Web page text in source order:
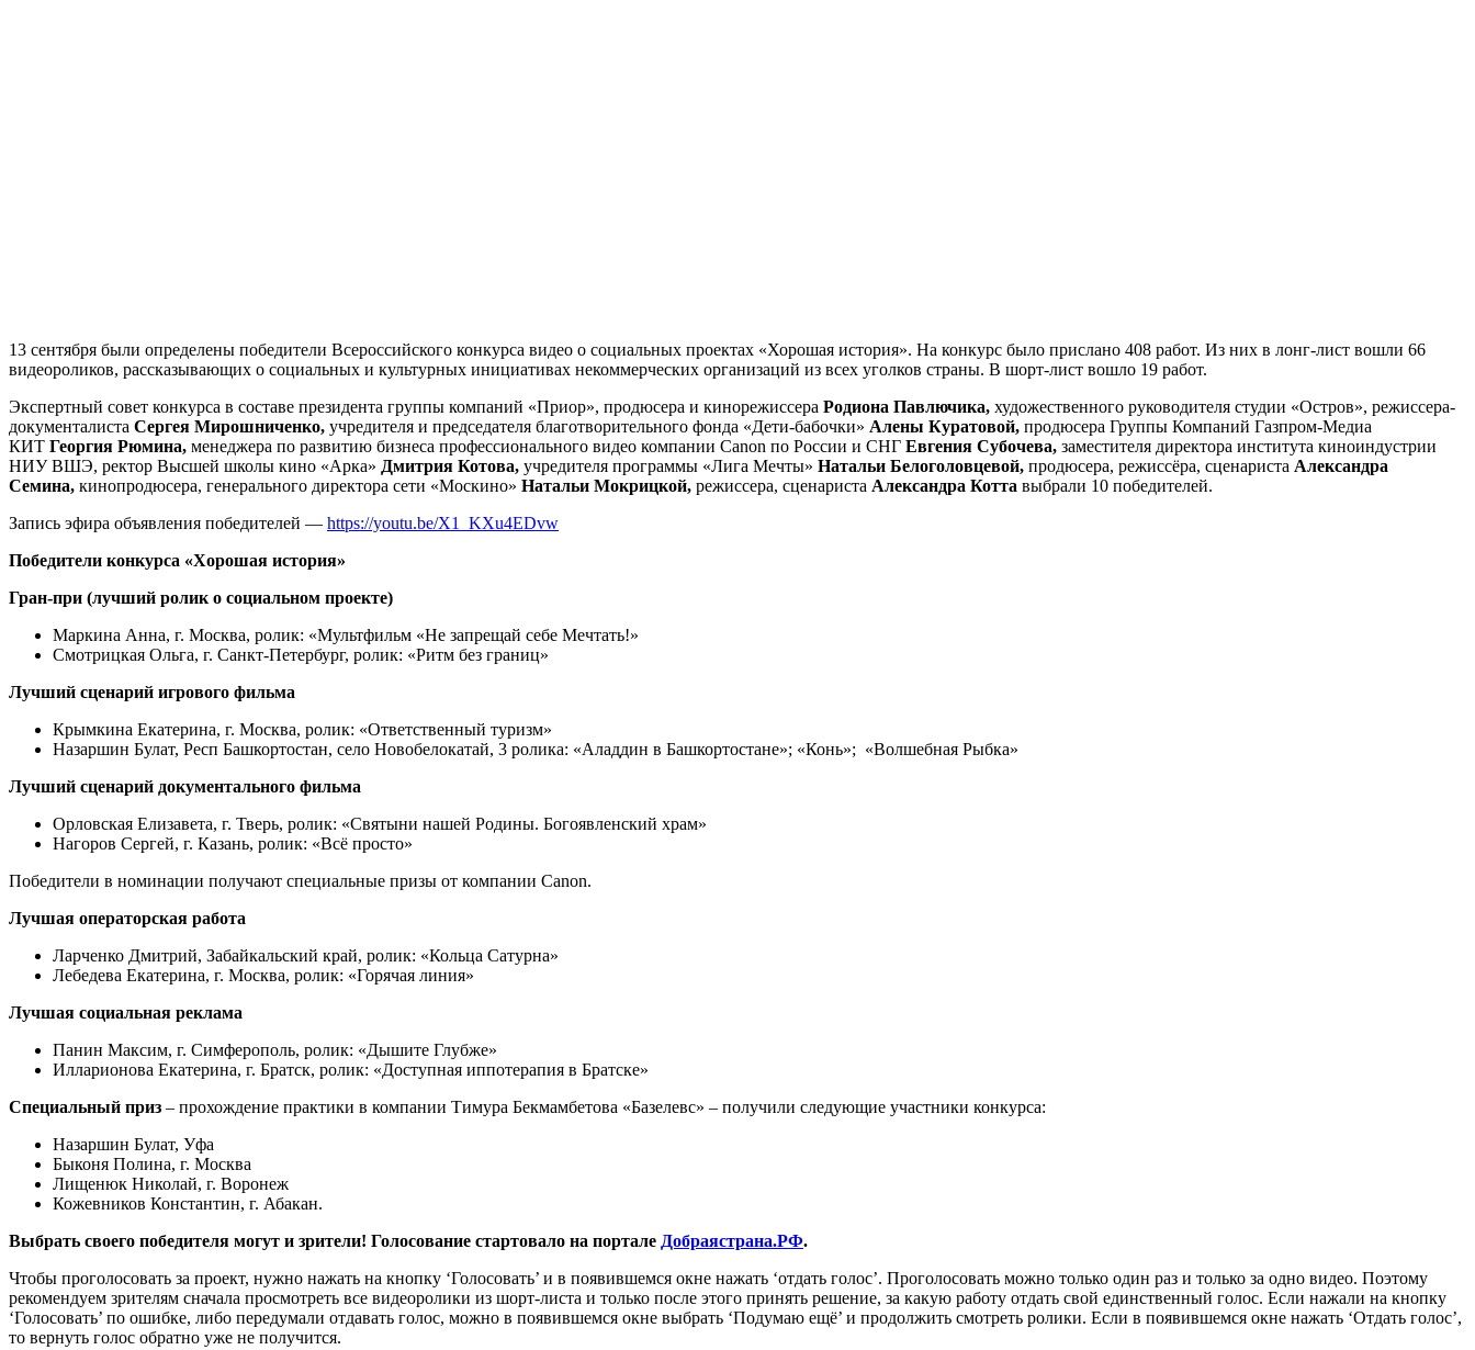
13 сентября были определены победители Всероссийского конкурса видео о социальных проектах «Хорошая история». На конкурс было прислано 408 работ. Из них в лонг-лист вошли 66
видеороликов, рассказывающих о социальных и культурных инициативах некоммерческих организаций из всех уголков страны. В шорт-лист вошло 19 работ.
Экспертный совет конкурса в составе президента группы компаний «Приор», продюсера и кинорежиссера Родиона Павлючика, художественного руководителя студии «Остров», режиссера-
документалиста Сергея Мирошниченко, учредителя и председателя благотворительного фонда «Дети-бабочки» Алены Куратовой, продюсера Группы Компаний Газпром-Медиа
КИТ Георгия Рюмина, менеджера по развитию бизнеса профессионального видео компании Canon по России и СНГ Евгения Субочева, заместителя директора института киноиндустрии
НИУ ВШЭ, ректор Высшей школы кино «Арка» Дмитрия Котова, учредителя программы «Лига Мечты» Натальи Белоголовцевой, продюсера, режиссёра, сценариста Александра
Семина, кинопродюсера, генерального директора сети «Москино» Натальи Мокрицкой, режиссера, сценариста Александра Котта выбрали 10 победителей.
Запись эфира объявления победителей — https://youtu.be/X1_KXu4EDvw
Победители конкурса «Хорошая история»
Гран-при (лучший ролик о социальном проекте)
Маркина Анна, г. Москва, ролик: «Мультфильм «Не запрещай себе Мечтать!»
Смотрицкая Ольга, г. Санкт-Петербург, ролик: «Ритм без границ»
Лучший сценарий игрового фильма
Крымкина Екатерина, г. Москва, ролик: «Ответственный туризм»
Назаршин Булат, Респ Башкортостан, село Новобелокатай, 3 ролика: «Аладдин в Башкортостане»; «Конь»; «Волшебная Рыбка»
Лучший сценарий документального фильма
Орловская Елизавета, г. Тверь, ролик: «Святыни нашей Родины. Богоявленский храм»
Нагоров Сергей, г. Казань, ролик: «Всё просто»
Победители в номинации получают специальные призы от компании Canon.
Лучшая операторская работа
Ларченко Дмитрий, Забайкальский край, ролик: «Кольца Сатурна»
Лебедева Екатерина, г. Москва, ролик: «Горячая линия»
Лучшая социальная реклама
Панин Максим, г. Симферополь, ролик: «Дышите Глубже»
Илларионова Екатерина, г. Братск, ролик: «Доступная иппотерапия в Братске»
Специальный приз – прохождение практики в компании Тимура Бекмамбетова «Базелевс» – получили следующие участники конкурса:
Назаршин Булат, Уфа
Быконя Полина, г. Москва
Лищенюк Николай, г. Воронеж
Кожевников Константин, г. Абакан.
Выбрать своего победителя могут и зрители! Голосование стартовало на портале Добраястрана.РФ.
Чтобы проголосовать за проект, нужно нажать на кнопку ‘Голосовать’ и в появившемся окне нажать ‘отдать голос’. Проголосовать можно только один раз и только за одно видео. Поэтому
рекомендуем зрителям сначала просмотреть все видеоролики из шорт-листа и только после этого принять решение, за какую работу отдать свой единственный голос. Если нажали на кнопку
‘Голосовать’ по ошибке, либо передумали отдавать голос, можно в появившемся окне выбрать ‘Подумаю ещё’ и продолжить смотреть ролики. Если в появившемся окне нажать ‘Отдать голос’,
то вернуть голос обратно уже не получится.